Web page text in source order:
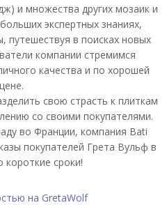
и множества других мозаик и
экспертных знаниях,
путешествуя в поисках новых
компании стремимся
качества и по хорошей
цене.
свою страсть к плиткам
со своими покупателями.
во Франции, компания Bati
покупателей Грета Вульф в
короткие сроки!
на GretaWolf